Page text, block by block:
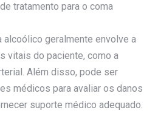
tratamento para o coma
alcoólico geralmente envolve a
vitais do paciente, como a
Além disso, pode ser
médicos para avaliar os danos
suporte médico adequado.